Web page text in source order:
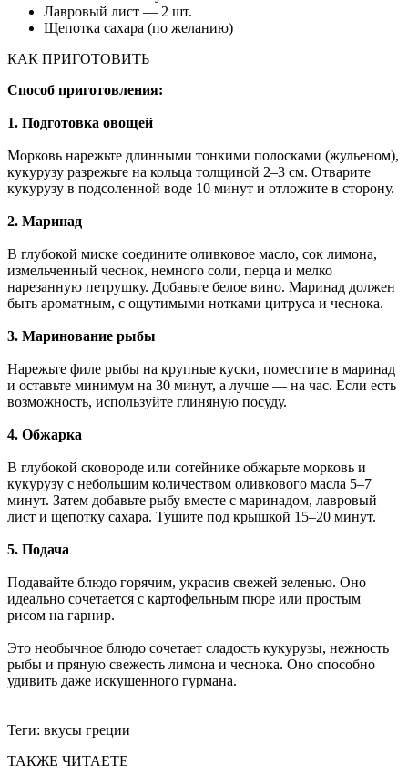
Лавровый лист — 2 шт.
Щепотка сахара (по желанию)
КАК ПРИГОТОВИТЬ
Способ приготовления:
1. Подготовка овощей
Морковь нарежьте длинными тонкими полосками (жульеном),
кукурузу разрежьте на кольца толщиной 2–3 см. Отварите
кукурузу в подсоленной воде 10 минут и отложите в сторону.
2. Маринад
В глубокой миске соедините оливковое масло, сок лимона,
измельченный чеснок, немного соли, перца и мелко
нарезанную петрушку. Добавьте белое вино. Маринад должен
быть ароматным, с ощутимыми нотками цитруса и чеснока.
3. Маринование рыбы
Нарежьте филе рыбы на крупные куски, поместите в маринад
и оставьте минимум на 30 минут, а лучше — на час. Если есть
возможность, используйте глиняную посуду.
4. Обжарка
В глубокой сковороде или сотейнике обжарьте морковь и
кукурузу с небольшим количеством оливкового масла 5–7
минут. Затем добавьте рыбу вместе с маринадом, лавровый
лист и щепотку сахара. Тушите под крышкой 15–20 минут.
5. Подача
Подавайте блюдо горячим, украсив свежей зеленью. Оно
идеально сочетается с картофельным пюре или простым
рисом на гарнир.
Это необычное блюдо сочетает сладость кукурузы, нежность
рыбы и пряную свежесть лимона и чеснока. Оно способно
удивить даже искушенного гурмана.
Теги: вкусы греции
ТАКЖЕ ЧИТАЕТЕ